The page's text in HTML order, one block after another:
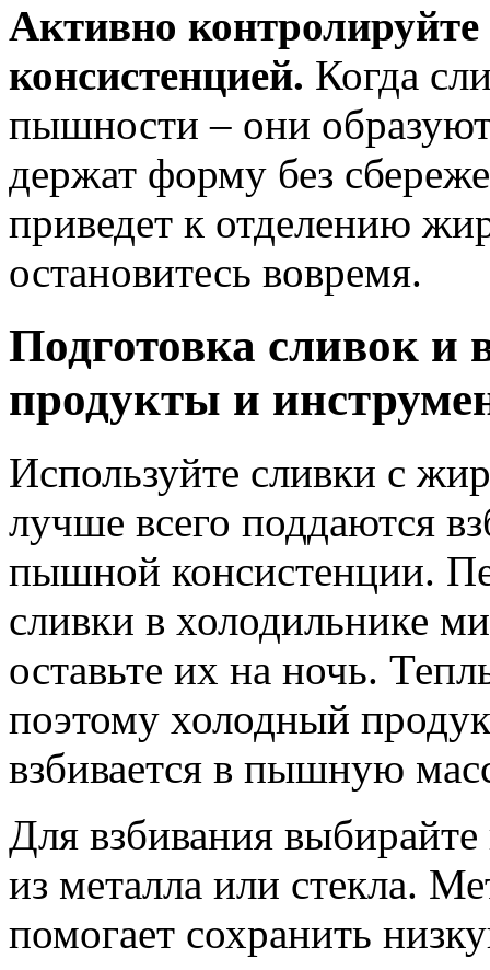
Активно контролируйте
консистенцией. Когда
пышности – они
держат форму без
приведет к отделению
остановитесь вовремя.
Подготовка сливок и
продукты и
Используйте сливки с
лучше всего поддаются
пышной консистенции.
сливки в холодильнике
оставьте их на ночь.
поэтому холодный
взбивается в пышную
Для взбивания
из металла или стекла.
помогает сохранить